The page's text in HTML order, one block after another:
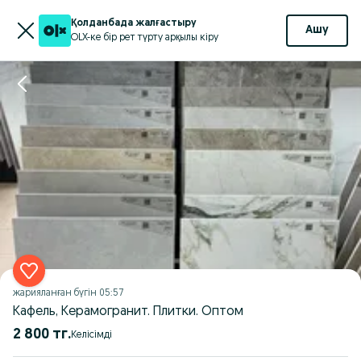
Қолданбада жалғастыру
OLX-ке бір рет түрту арқылы кіру
Ашу
жарияланған бүгін 05:57
Кафель, Керамогранит. Плитки. Оптом
2 800 тг. Келісімді